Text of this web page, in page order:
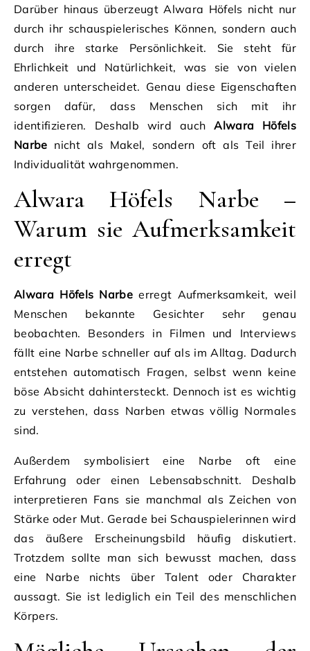
Darüber hinaus überzeugt Alwara Höfels nicht nur
durch ihr schauspielerisches Können, sondern auch
durch ihre starke Persönlichkeit. Sie steht für
Ehrlichkeit und Natürlichkeit, was sie von vielen
anderen unterscheidet. Genau diese Eigenschaften
sorgen dafür, dass Menschen sich mit ihr
identifizieren. Deshalb wird auchAlwara Höfels
Narbe nicht als Makel, sondern oft als Teil ihrer
Individualität wahrgenommen.
Alwara Höfels Narbe –
Warum sie Aufmerksamkeit
erregt
Alwara Höfels Narbe erregt Aufmerksamkeit, weil
Menschen bekannte Gesichter sehr genau
beobachten. Besonders in Filmen und Interviews
fällt eine Narbe schneller auf als im Alltag. Dadurch
entstehen automatisch Fragen, selbst wenn keine
böse Absicht dahintersteckt. Dennoch ist es wichtig
zu verstehen, dass Narben etwas völlig Normales
sind.
Außerdem symbolisiert eine Narbe oft eine
Erfahrung oder einen Lebensabschnitt. Deshalb
interpretieren Fans sie manchmal als Zeichen von
Stärke oder Mut. Gerade bei Schauspielerinnen wird
das äußere Erscheinungsbild häufig diskutiert.
Trotzdem sollte man sich bewusst machen, dass
eine Narbe nichts über Talent oder Charakter
aussagt. Sie ist lediglich ein Teil des menschlichen
Körpers.